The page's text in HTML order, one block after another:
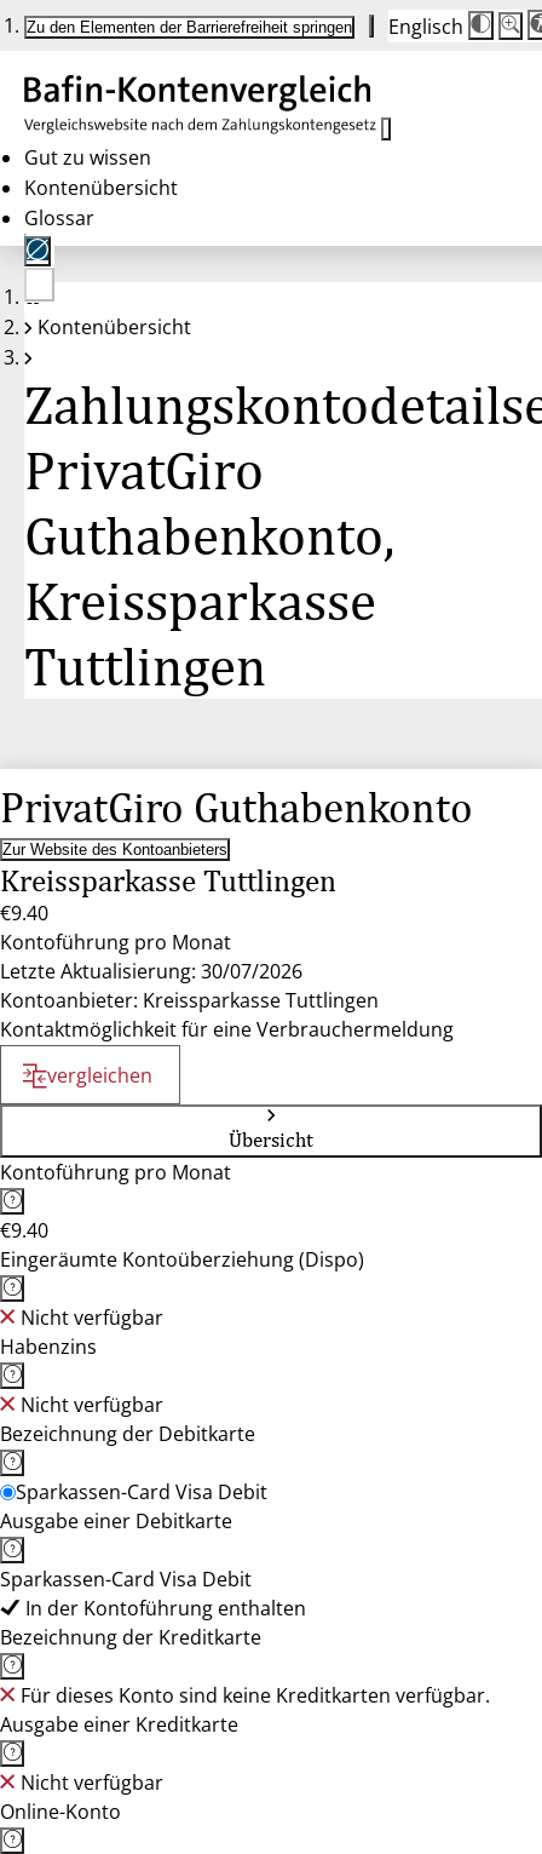
Zu den Elementen der Barrierefreiheit springen Englisch
Die
auf
100%
100%
Gut zu wissen
Kontenübersicht
Glossar
Keine
Konten
Kontenübersicht
PrivatGiro
Guthabenkonto,
Kreissparkasse
Tuttlingen
PrivatGiro Guthabenkonto
Zur Website des Kontoanbieters
Kreissparkasse Tuttlingen
€9.40
Kontoführung pro Monat
Letzte Aktualisierung: 30/07/2026
Kontoanbieter: Kreissparkasse Tuttlingen
Kontaktmöglichkeit für eine Verbrauchermeldung
vergleichen
Übersicht
Kontoführung pro Monat
€9.40
Eingeräumte Kontoüberziehung (Dispo)
Nicht verfügbar
Habenzins
Nicht verfügbar
Bezeichnung der Debitkarte
Sparkassen-Card Visa Debit
Ausgabe einer Debitkarte
Sparkassen-Card Visa Debit
In der Kontoführung enthalten
Bezeichnung der Kreditkarte
Für dieses Konto sind keine Kreditkarten verfügbar.
Ausgabe einer Kreditkarte
Nicht verfügbar
Online-Konto